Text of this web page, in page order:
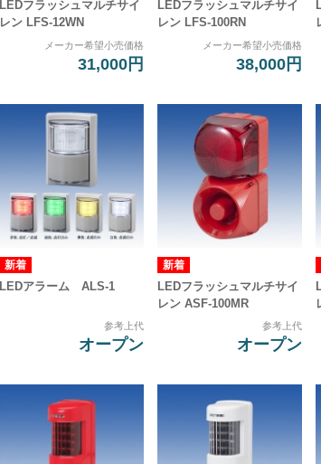
LEDフラッシュマルチサイ
レン LFS-12WN
メーカー希望小売価格
31,000円
LEDフラッシュマルチサイ
レン LFS-100RN
メーカー希望小売価格
38,000円
LEDアラーム ALS-1
参考上代
オープン
LEDフラッシュマルチサイ
レン ASF-100MR
参考上代
オープン